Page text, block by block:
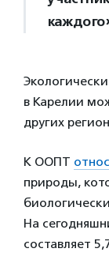
в Карелии
других
К ООПТ
природы,
На
составляет